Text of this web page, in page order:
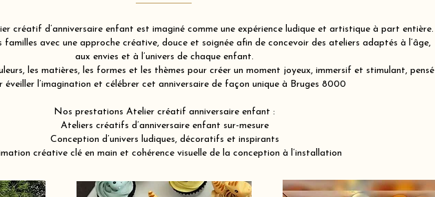
créatif d’anniversaire enfant est imaginé comme une expérience ludique et artistique à part entière.
familles avec une approche créative, douce et soignée afin de concevoir des ateliers adaptés à l’âge,
aux envies et à l’univers de chaque enfant.
les matières, les formes et les thèmes pour créer un moment joyeux, immersif et stimulant, pensé
éveiller l’imagination et célébrer cet anniversaire de façon unique à Bruges 8000
Nos prestations Atelier créatif anniversaire enfant :
Ateliers créatifs d’anniversaire enfant sur-mesure
Conception d’univers ludiques, décoratifs et inspirants
créative clé en main et cohérence visuelle de la conception à l’installation